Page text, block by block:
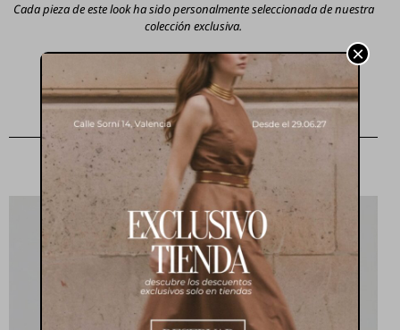
Cada pieza de este look ha sido personalmente seleccionada de nuestra
colección exclusiva.
Look del mes
×